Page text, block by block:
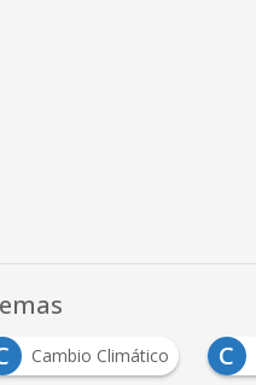
Cambio Climático C